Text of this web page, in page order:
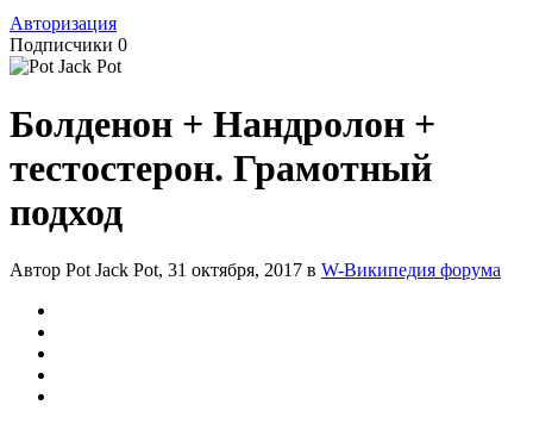
Авторизация
Подписчики 0
Болденон + Нандролон +
тестостерон. Грамотный
подход
Автор Pot Jack Pot, 31 октября, 2017 в W-Википедия форума